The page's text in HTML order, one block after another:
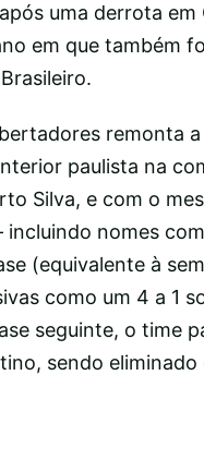
uma derrota
em que também
remonta
paulista na
Silva, e com o
nomes
(equivalente à
como um 4 a 1
seguinte, o time
sendo